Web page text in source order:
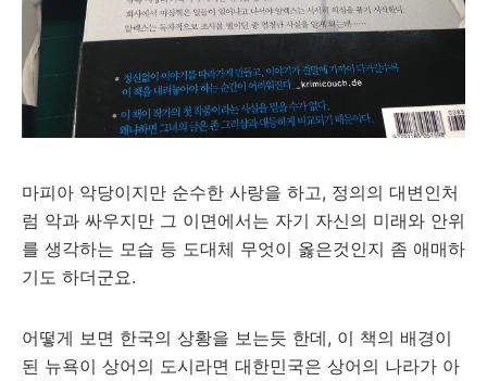
마피아 악당이지만 순수한 사랑을 하고, 정의의 대변인처
럼 악과 싸우지만 그 이면에서는 자기 자신의 미래와 안위
를 생각하는 모습 등 도대체 무엇이 옳은것인지 좀 애매하
기도 하더군요.
어떻게 보면 한국의 상황을 보는듯 한데, 이 책의 배경이
된 뉴욕이 상어의 도시라면 대한민국은 상어의 나라가 아